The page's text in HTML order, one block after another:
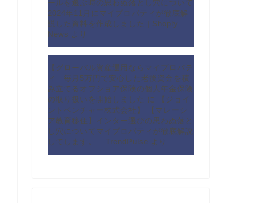
ールを選ぶ時の思わぬ落とし穴について
2024年11月にマイプロパティが徹底解
説した資料を作成しました | Shoply
News より
【グローバル資産運用ならマイプロパテ
ィ 毎月5万円で安心した老後資金を積
み立てるオフショア保険の個人年金保険
の取り扱いを開始しました に
【ジョイ
ントベンチャー株式会社】 【マレーシ
ア教育移住】インター選びの思わぬ落と
し穴についてマイプロパティが徹底解説
してします。 – TrendPulse より